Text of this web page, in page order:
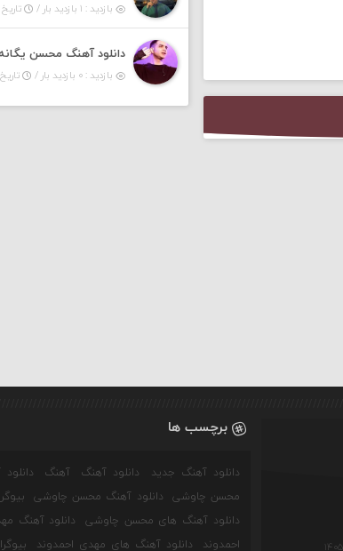
بازدید : ۱ بازدید بار / تاریخ :
بازدید : ۰ بازدید بار / تاریخ :
برچسب ها
دانلود آهنگ جدید دانلود آهنگ آهنگ
محسن چاوشی
دانلود آهنگ محسن چاوشی
دانلود آهنگ های محسن چاوشی
دانلود آهنگ
احمدوند
دانلود آهنگ های مهدی احمدوند